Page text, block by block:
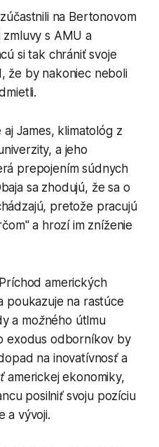
na Bertonovom
s AMU a
si tak chrániť svoje
že by nakoniec neboli
James, klimatológ z
a jeho
prepojením súdnych
sa zhodujú, že sa o
pretože pracujú
a hrozí im zníženie
Príchod amerických
poukazuje na rastúce
a možného útlmu
exodus odborníkov by
na inovatívnosť a
americkej ekonomiky,
posilniť svoju pozíciu
a vývoji.